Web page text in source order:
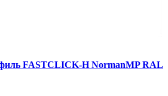
FASTCLICK-Н NormanMP RAL